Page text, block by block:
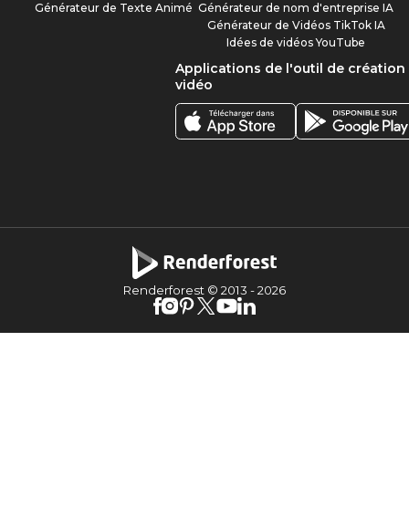
Générateur de Texte Animé Générateur de nom d'entreprise IA
Générateur de Vidéos TikTok IA
Idées de vidéos YouTube
Applications de l'outil de création
vidéo
Renderforest © 2013 -2026